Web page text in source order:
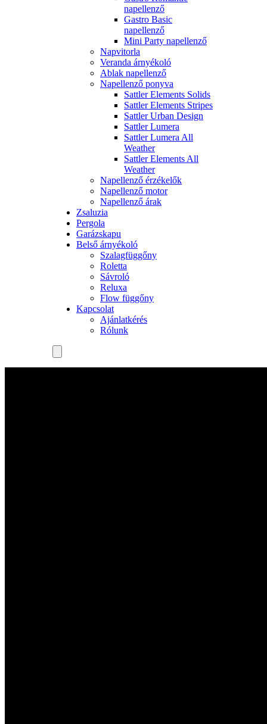
napellenző
Gastro Basic
napellenző
Mini Party napellenző
Napvitorla
Veranda árnyékoló
Ablak napellenző
Napellenző ponyva
Sattler Elements Solids
Sattler Elements Stripes
Sattler Urban Design
Sattler Lumera
Sattler Lumera All
Weather
Sattler Elements All
Weather
Napellenző érzékelők
Napellenző motor
Napellenző árak
Zsaluzia
Pergola
Garázskapu
Belső árnyékoló
Szalagfüggőny
Roletta
Sávroló
Reluxa
Flow függőny
Kapcsolat
Ajánlatkérés
Rólunk